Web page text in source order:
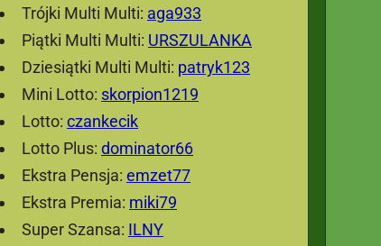
Trójki Multi Multi: aga933
Piątki Multi Multi: URSZULANKA
Dziesiątki Multi Multi: patryk123
Mini Lotto: skorpion1219
Lotto: czankecik
Lotto Plus: dominator66
Ekstra Pensja: emzet77
Ekstra Premia: miki79
Super Szansa: ILNY